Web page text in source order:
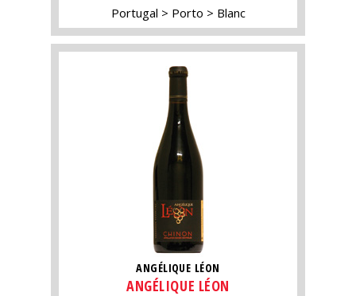
Portugal Porto Blanc
ANGÉLIQUE LÉON
ANGÉLIQUE LÉON